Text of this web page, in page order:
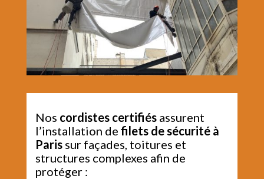
Nos cordistes certifiésassurent
l’installation de filets de sécurité à
Parissur façades, toitures et
structures complexes afin de
protéger :